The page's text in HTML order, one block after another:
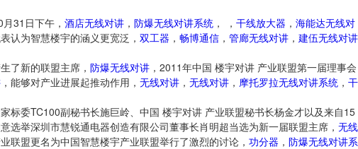
月31日下午， 酒店无线对讲 ， 防爆无线对讲系统 ， ， 干线放大器 ， 海能达无线对
表认为智慧楼宇的涵义更宽泛， 双工器 ， 畅博通信 ， 管廊无线对讲 ， 建伍无线对讲
了新的联盟主席， 防爆无线对讲 ，2011年中国 楼宇对讲 产业联盟第一届理事会
，能够对产业进展起推动作用， 无线对讲 ， 无线对讲 ， 摩托罗拉无线对讲系统 ， 干
标委TC100副秘书长施巨岭、中国 楼宇对讲 产业联盟秘书长杨金才以及来自15
选举深圳市慧锐通电器创造有限公司董事长肖明超当选为新一届联盟主席， 无线
联盟更名为中国智慧楼宇产业联盟举行了激烈的讨论， 功分器 ， 防爆无线对讲系